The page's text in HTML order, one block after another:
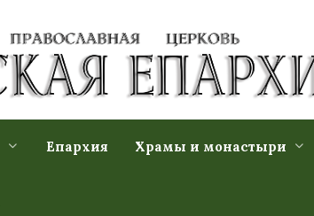
Епархия Храмы и монастыри